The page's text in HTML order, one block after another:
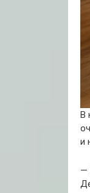
В
и
—